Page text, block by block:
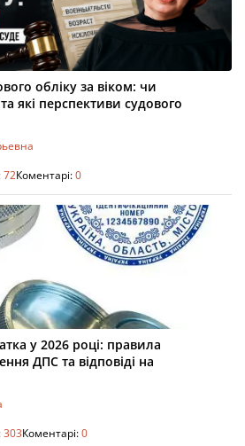
обліку за віком: чи
які перспективи судового
72Коментарі:0
у 2026 році: правила
ДПС та відповіді на
303Коментарі:0